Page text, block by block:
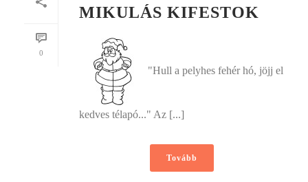
0
MIKULÁS KIFESTOK
"Hull a pelyhes fehér hó, jöjj el
kedves télapó..." Az [...]
Tovább